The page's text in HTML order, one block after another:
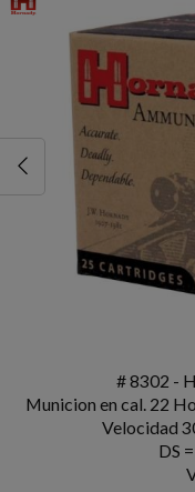
# 8302 -
Municion en cal. 22
Velocidad
DS